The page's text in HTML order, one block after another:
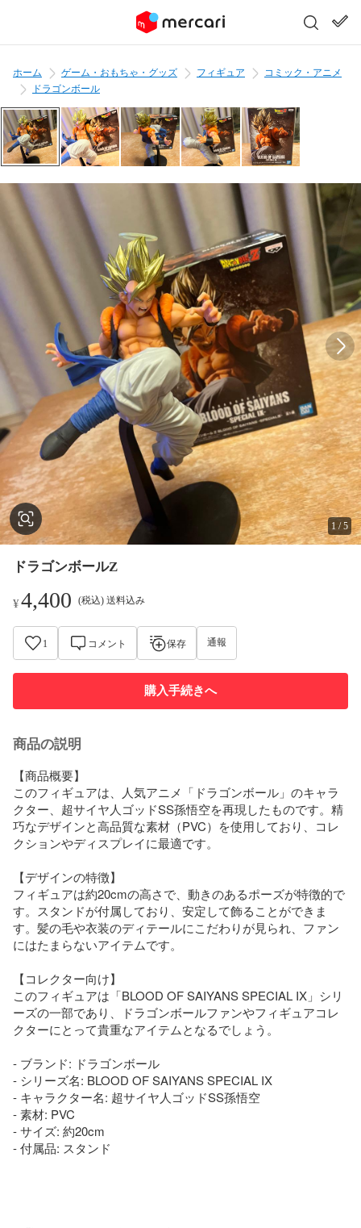
ホーム ゲーム・おもちゃ・グッズ フィギュア
コミック・アニメ
ドラゴンボール
1 /5
ドラゴンボールZ
¥4,400 (税込) 送料込み
1 コメント 保存 通報
購入手続きへ
商品の説明
【商品概要】
このフィギュアは、人気アニメ「ドラゴンボール」のキャラ
クター、超サイヤ人ゴッドSS孫悟空を再現したものです。精
巧なデザインと高品質な素材（PVC）を使用しており、コレ
クションやディスプレイに最適です。
【デザインの特徴】
フィギュアは約20cmの高さで、動きのあるポーズが特徴的で
す。スタンドが付属しており、安定して飾ることができま
す。髪の毛や衣装のディテールにこだわりが見られ、ファン
にはたまらないアイテムです。
【コレクター向け】
このフィギュアは「BLOOD OF SAIYANS SPECIAL IX」シリ
ーズの一部であり、ドラゴンボールファンやフィギュアコレ
クターにとって貴重なアイテムとなるでしょう。
- ブランド: ドラゴンボール
- シリーズ名: BLOOD OF SAIYANS SPECIAL IX
- キャラクター名: 超サイヤ人ゴッドSS孫悟空
- 素材: PVC
- サイズ: 約20cm
- 付属品: スタンド